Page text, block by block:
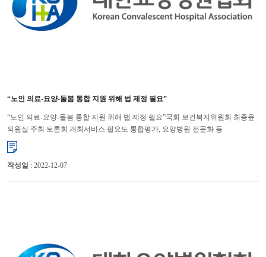
“노인 의료-요양-돌봄 통합 지원 위해 법 제정 필요”
“노인 의료-요양-돌봄 통합 지원 위해 법 제정 필요”국회 보건복지위원회 최종윤
의원실 주최 토론회 개최서비스 필요도 통합평가, 요양병원 전문화 등
명시노인들의 의료, 요양, 돌봄 요구를 효과적으로 반영하고, 통합적이...
작성일 : 2022-12-07